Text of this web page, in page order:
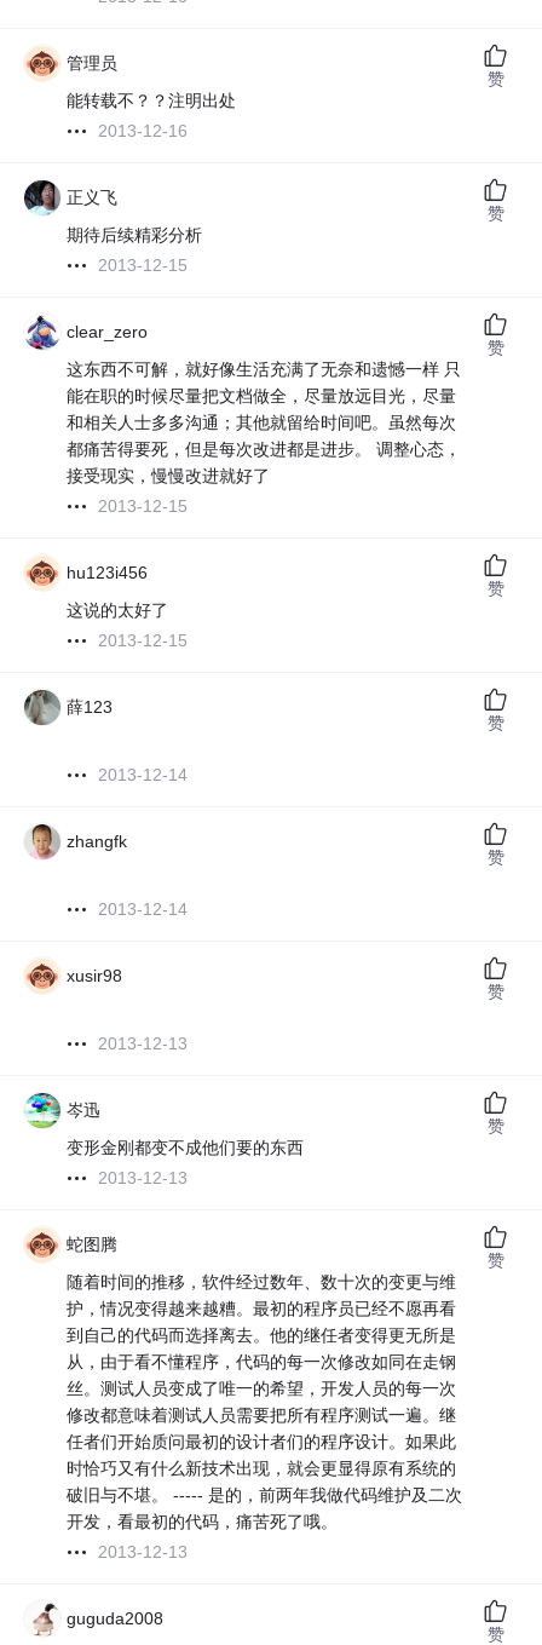
管理员
能转载不？？注明出处
2013-12-16
赞
正义飞
期待后续精彩分析
2013-12-15
赞
clear_zero
这东西不可解，就好像生活充满了无奈和遗憾一样 只
能在职的时候尽量把文档做全，尽量放远目光，尽量
和相关人士多多沟通；其他就留给时间吧。虽然每次
都痛苦得要死，但是每次改进都是进步。 调整心态，
接受现实，慢慢改进就好了
2013-12-15
赞
hu123i456
这说的太好了
2013-12-15
赞
薛123
2013-12-14
赞
zhangfk
2013-12-14
赞
xusir98
2013-12-13
赞
岑迅
变形金刚都变不成他们要的东西
2013-12-13
赞
蛇图腾
随着时间的推移，软件经过数年、数十次的变更与维
护，情况变得越来越糟。最初的程序员已经不愿再看
到自己的代码而选择离去。他的继任者变得更无所是
从，由于看不懂程序，代码的每一次修改如同在走钢
丝。测试人员变成了唯一的希望，开发人员的每一次
修改都意味着测试人员需要把所有程序测试一遍。继
任者们开始质问最初的设计者们的程序设计。如果此
时恰巧又有什么新技术出现，就会更显得原有系统的
破旧与不堪。 ----- 是的，前两年我做代码维护及二次
开发，看最初的代码，痛苦死了哦。
2013-12-13
赞
guguda2008
赞